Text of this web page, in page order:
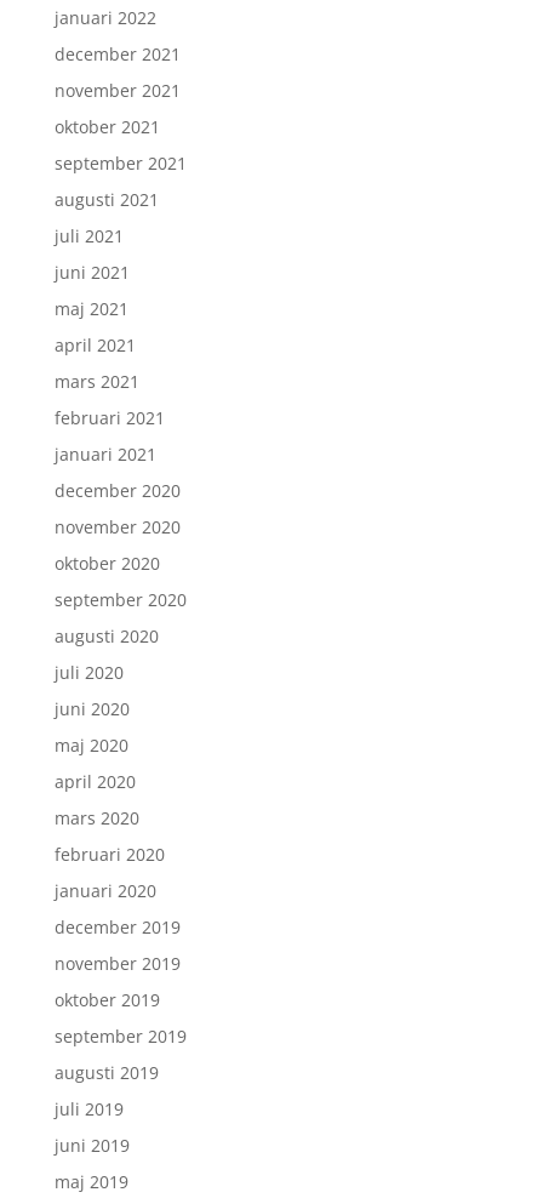
januari 2022
december 2021
november 2021
oktober 2021
september 2021
augusti 2021
juli 2021
juni 2021
maj 2021
april 2021
mars 2021
februari 2021
januari 2021
december 2020
november 2020
oktober 2020
september 2020
augusti 2020
juli 2020
juni 2020
maj 2020
april 2020
mars 2020
februari 2020
januari 2020
december 2019
november 2019
oktober 2019
september 2019
augusti 2019
juli 2019
juni 2019
maj 2019